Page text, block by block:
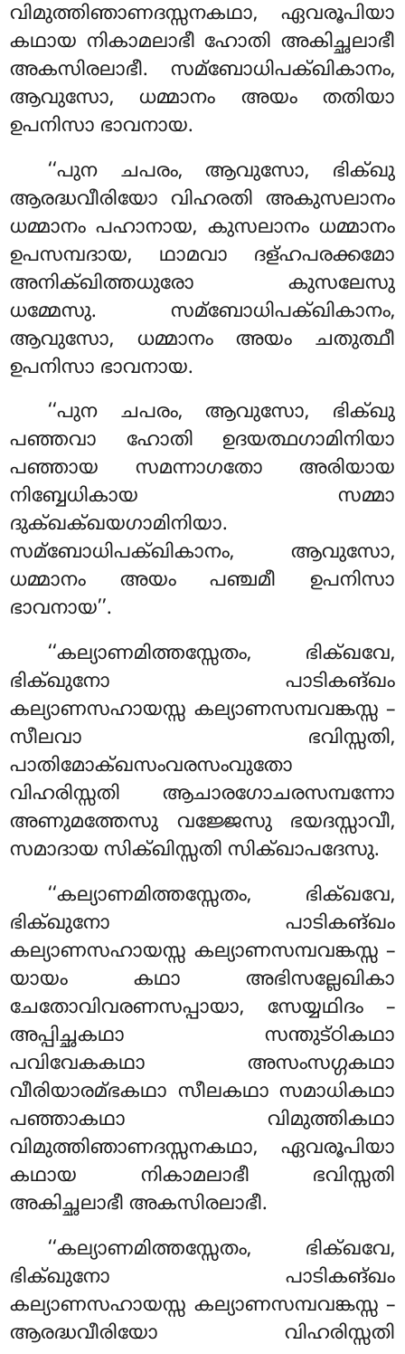
വിമുത്തിഞാണദസ്സനകഥാ, ഏവരൂപിയാ
കഥായ നികാമലാഭീ ഹോതി അകിച്ഛലാഭീ
അകസിരലാഭീ. സമ്ബോധിപക്ഖികാനം,
ആവുസോ, ധമ്മാനം അയം തതിയാ
ഉപനിസാ ഭാവനായ.
‘‘പുന ചപരം, ആവുസോ, ഭിക്ഖു
ആരദ്ധവീരിയോ വിഹരതി അകുസലാനം
ധമ്മാനം പഹാനായ, കുസലാനം ധമ്മാനം
ഉപസമ്പദായ, ഥാമവാ ദള്ഹപരക്കമോ
അനിക്ഖിത്തധുരോ കുസലേസു
ധമ്മേസു. സമ്ബോധിപക്ഖികാനം,
ആവുസോ, ധമ്മാനം അയം ചതുത്ഥീ
ഉപനിസാ ഭാവനായ.
‘‘പുന ചപരം, ആവുസോ, ഭിക്ഖു
പഞ്ഞവാ ഹോതി ഉദയത്ഥഗാമിനിയാ
പഞ്ഞായ സമന്നാഗതോ അരിയായ
നിബ്ബേധികായ സമ്മാ
ദുക്ഖക്ഖയഗാമിനിയാ.
സമ്ബോധിപക്ഖികാനം, ആവുസോ,
ധമ്മാനം അയം പഞ്ചമീ ഉപനിസാ
ഭാവനായ’’.
‘‘കല്യാണമിത്തസ്സേതം, ഭിക്ഖവേ,
ഭിക്ഖുനോ പാടികങ്ഖം
കല്യാണസഹായസ്സ കല്യാണസമ്പവങ്കസ്സ –
സീലവാ ഭവിസ്സതി,
പാതിമോക്ഖസംവരസംവുതോ
വിഹരിസ്സതി ആചാരഗോചരസമ്പന്നോ
അണുമത്തേസു വജ്ജേസു ഭയദസ്സാവീ,
സമാദായ സിക്ഖിസ്സതി സിക്ഖാപദേസു.
‘‘കല്യാണമിത്തസ്സേതം, ഭിക്ഖവേ,
ഭിക്ഖുനോ പാടികങ്ഖം
കല്യാണസഹായസ്സ കല്യാണസമ്പവങ്കസ്സ –
യായം കഥാ അഭിസല്ലേഖികാ
ചേതോവിവരണസപ്പായാ, സേയ്യഥിദം –
അപ്പിച്ഛകഥാ സന്തുട്ഠികഥാ
പവിവേകകഥാ അസംസഗ്ഗകഥാ
വീരിയാരമ്ഭകഥാ സീലകഥാ സമാധികഥാ
പഞ്ഞാകഥാ വിമുത്തികഥാ
വിമുത്തിഞാണദസ്സനകഥാ, ഏവരൂപിയാ
കഥായ നികാമലാഭീ ഭവിസ്സതി
അകിച്ഛലാഭീ അകസിരലാഭീ.
‘‘കല്യാണമിത്തസ്സേതം, ഭിക്ഖവേ,
ഭിക്ഖുനോ പാടികങ്ഖം
കല്യാണസഹായസ്സ കല്യാണസമ്പവങ്കസ്സ –
ആരദ്ധവീരിയോ വിഹരിസ്സതി